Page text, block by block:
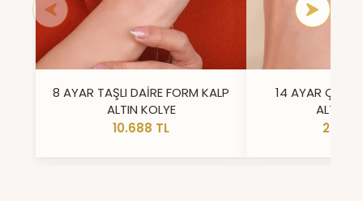
8 AYAR TAŞLI DAİRE FORM KALP
ALTIN KOLYE
10.688 TL
14 AYAR ÇİFT
ALTIN